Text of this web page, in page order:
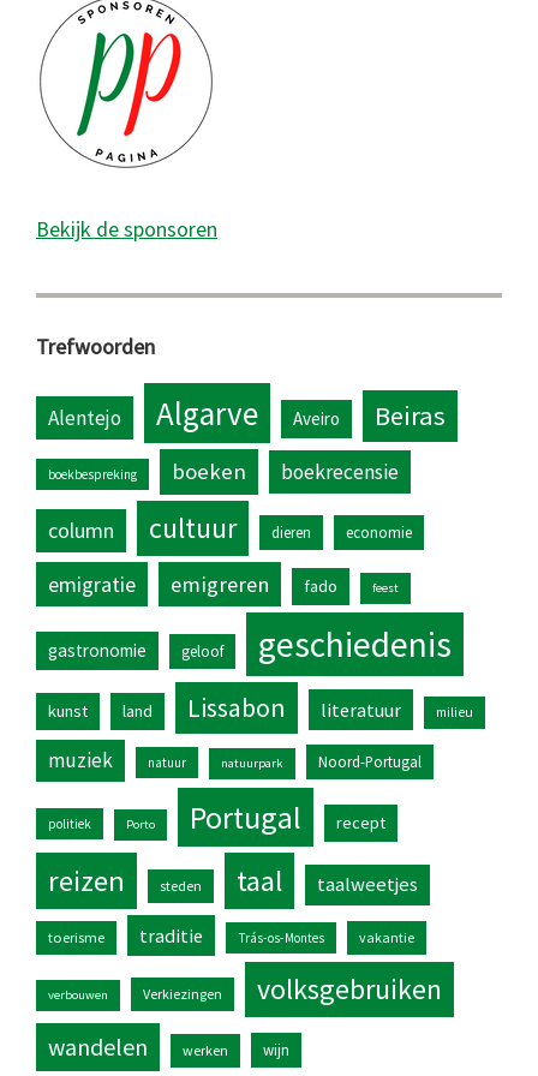
Bekijk de sponsoren
Trefwoorden
Alentejo Algarve Aveiro Beiras
boekbespreking boeken boekrecensie
column cultuur dieren economie
emigratie emigreren fado feest
gastronomie geloof geschiedenis
kunst land Lissabon literatuur milieu
muziek natuur natuurpark Noord-Portugal
politiek Porto Portugal recept
reizen steden taal taalweetjes
toerisme traditie Trás-os-Montes vakantie
verbouwen Verkiezingen volksgebruiken
wandelen werken wijn